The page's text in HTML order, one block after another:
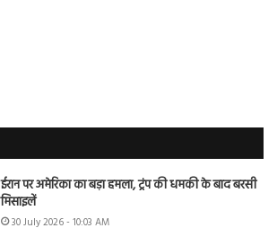
ईरान पर अमेरिका का बड़ा हमला, ट्रंप की धमकी के बाद बरसी
मिसाइलें
30 July 2026 - 10:03 AM